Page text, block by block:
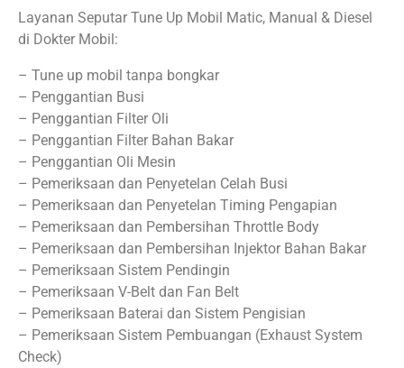
Layanan Seputar Tune Up Mobil Matic, Manual & Diesel
di Dokter Mobil:
– Tune up mobil tanpa bongkar
– Penggantian Busi
– Penggantian Filter Oli
– Penggantian Filter Bahan Bakar
– Penggantian Oli Mesin
– Pemeriksaan dan Penyetelan Celah Busi
– Pemeriksaan dan Penyetelan Timing Pengapian
– Pemeriksaan dan Pembersihan Throttle Body
– Pemeriksaan dan Pembersihan Injektor Bahan Bakar
– Pemeriksaan Sistem Pendingin
– Pemeriksaan V-Belt dan Fan Belt
– Pemeriksaan Baterai dan Sistem Pengisian
– Pemeriksaan Sistem Pembuangan (Exhaust System
Check)